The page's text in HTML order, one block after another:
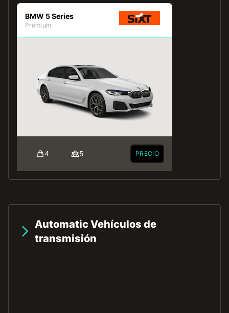
BMW 5 Series
Premium
4 5 PRECIO
Automatic Vehículos de
transmisión